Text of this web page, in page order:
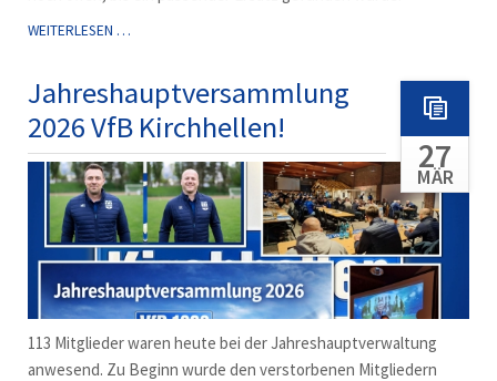
WEITERLESEN …VORSTAND
SPORTVORSTAND
SVEN
HÖRT
AUF
Jahreshauptversammlung
2026 VfB Kirchhellen!
27
MÄR
113 Mitglieder waren heute bei der Jahreshauptverwaltung
anwesend. Zu Beginn wurde den verstorbenen Mitgliedern